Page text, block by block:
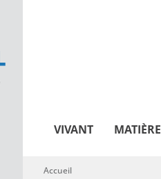
VIVANT MATIÈRE
Vous êtes ici
Accueil